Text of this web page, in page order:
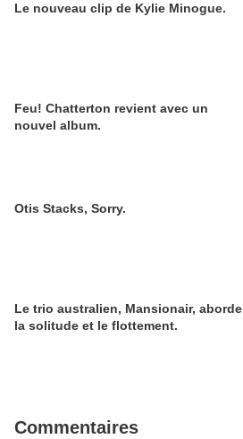
Le nouveau clip de Kylie Minogue.
Feu! Chatterton revient avec un
nouvel album.
Otis Stacks, Sorry.
Le trio australien, Mansionair, aborde
la solitude et le flottement.
Commentaires